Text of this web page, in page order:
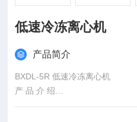
低速冷冻离心机
产品简介
BXDL-5R 低速冷冻离心机
产 品 介 绍
广泛应用于生物化学、临床医学